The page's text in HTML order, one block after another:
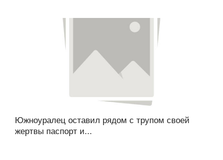
Южноуралец оставил рядом с трупом своей
жертвы паспорт и...